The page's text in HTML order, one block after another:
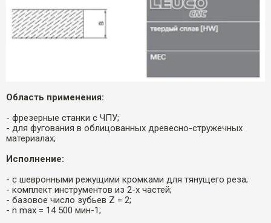
Область применения:
- фрезерные станки с ЧПУ;
- для фугования в облицованных древесно-стружечных
материалах;
Исполнение:
- с шевронными режущими кромками для тянущего реза;
- комплект инструментов из 2-х частей;
- базовое число зубьев Z = 2;
- n max = 14 500 мин-1;